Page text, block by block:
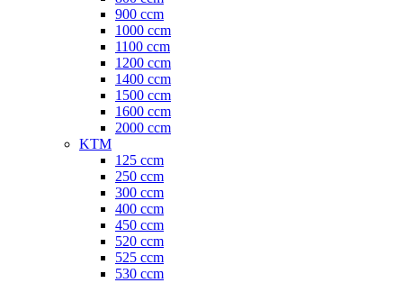
900 ccm
1000 ccm
1100 ccm
1200 ccm
1400 ccm
1500 ccm
1600 ccm
2000 ccm
KTM
125 ccm
250 ccm
300 ccm
400 ccm
450 ccm
520 ccm
525 ccm
530 ccm